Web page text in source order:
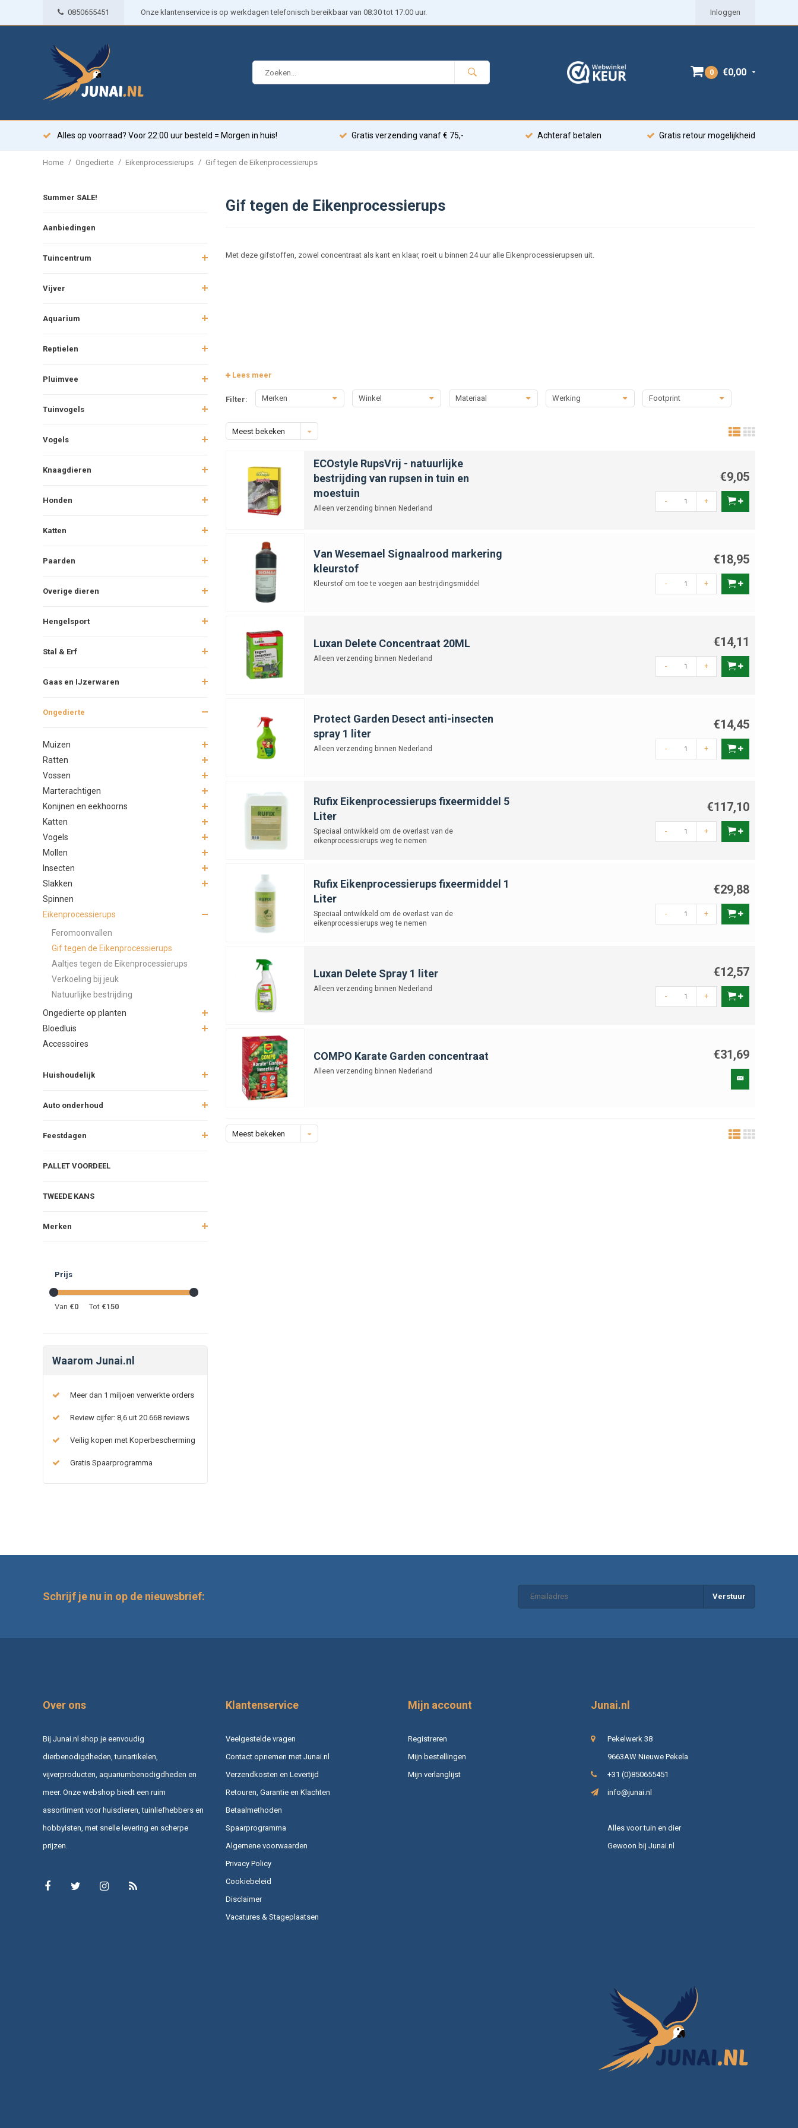
0850655451 Onze klantenservice is op werkdagen telefonisch bereikbaar van 08:30 tot 17:00 uur. Inloggen
0 €0,00
Alles op voorraad? Voor 22:00 uur besteld = Morgen in huis! Gratis verzending vanaf € 75,- Achteraf betalen Gratis retour mogelijkheid
Home / Ongedierte / Eikenprocessierups / Gif tegen de Eikenprocessierups
Summer SALE!
Aanbiedingen
Tuincentrum
Vijver
Aquarium
Reptielen
Pluimvee
Tuinvogels
Vogels
Knaagdieren
Honden
Katten
Paarden
Overige dieren
Hengelsport
Stal & Erf
Gaas en IJzerwaren
Ongedierte
Muizen
Ratten
Vossen
Marterachtigen
Konijnen en eekhoorns
Katten
Vogels
Mollen
Insecten
Slakken
Spinnen
Eikenprocessierups
Feromoonvallen
Gif tegen de Eikenprocessierups
Aaltjes tegen de Eikenprocessierups
Verkoeling bij jeuk
Natuurlijke bestrijding
Ongedierte op planten
Bloedluis
Accessoires
Huishoudelijk
Auto onderhoud
Feestdagen
PALLET VOORDEEL
TWEEDE KANS
Merken
Prijs
Van €0 Tot €150
Waarom Junai.nl
Meer dan 1 miljoen verwerkte orders
Review cijfer: 8,6 uit 20.668 reviews
Veilig kopen met Koperbescherming
Gratis Spaarprogramma
Gif tegen de Eikenprocessierups
Met deze gifstoffen, zowel concentraat als kant en klaar, roeit u binnen 24 uur alle Eikenprocessierupsen uit.
Lees meer
Filter: Merken Winkel Materiaal Werking Footprint
Meest bekeken
ECOstyle RupsVrij - natuurlijke
bestrijding van rupsen in tuin en
moestuin
Alleen verzending binnen Nederland
€9,05
- +
Van Wesemael Signaalrood markering
kleurstof
Kleurstof om toe te voegen aan bestrijdingsmiddel
€18,95
- +
Luxan Delete Concentraat 20ML
Alleen verzending binnen Nederland
€14,11
- +
Protect Garden Desect anti-insecten
spray 1 liter
Alleen verzending binnen Nederland
€14,45
- +
Rufix Eikenprocessierups fixeermiddel 5
Liter
Speciaal ontwikkeld om de overlast van de
eikenprocessierups weg te nemen
€117,10
- +
Rufix Eikenprocessierups fixeermiddel 1
Liter
Speciaal ontwikkeld om de overlast van de
eikenprocessierups weg te nemen
€29,88
- +
Luxan Delete Spray 1 liter
Alleen verzending binnen Nederland
€12,57
- +
COMPO Karate Garden concentraat
Alleen verzending binnen Nederland
€31,69
Meest bekeken
Schrijf je nu in op de nieuwsbrief: Verstuur
Over ons
Bij Junai.nl shop je eenvoudig
dierbenodigdheden, tuinartikelen,
vijverproducten, aquariumbenodigdheden en
meer. Onze webshop biedt een ruim
assortiment voor huisdieren, tuinliefhebbers en
hobbyisten, met snelle levering en scherpe
prijzen.
Klantenservice
Veelgestelde vragen
Contact opnemen met Junai.nl
Verzendkosten en Levertijd
Retouren, Garantie en Klachten
Betaalmethoden
Spaarprogramma
Algemene voorwaarden
Privacy Policy
Cookiebeleid
Disclaimer
Vacatures & Stageplaatsen
Mijn account
Registreren
Mijn bestellingen
Mijn verlanglijst
Junai.nl
Pekelwerk 38
9663AW Nieuwe Pekela
+31 (0)850655451
info@junai.nl
Alles voor tuin en dier
Gewoon bij Junai.nl